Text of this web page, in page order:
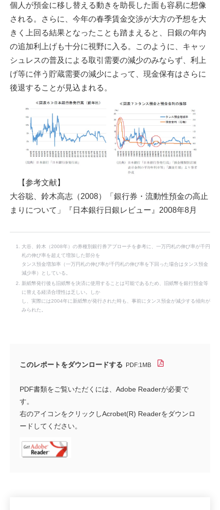
個人が預金に移し替える動きを助長した面も容易に想像
される。さらに、今年の春季賃金交渉が大方の予想を大
きく上回る結果となったことも踏まえると、日銀の年内
の追加利上げも十分に視野に入る。このように、キャッ
シュレスの普及による取引需要の減少のみならず、利上
げ等に伴う貯蔵需要の減少によって、現金保有はさらに
後退することが見込まれる。
【参考文献】
大谷聡、鈴木高志（2008）「銀行券・流動性預金の高止
まりについて」『日本銀行日銀レビュー』2008年8月
大谷、鈴木（2008年）の券種別銀行券アプローチを参考に、一万円札の伸び率が千円
札の伸び率を超えて増加した部分を
タンス預金増加率（一万円札の伸び率が千円札の伸び率を下回った場合はタンス預金
減少率）としている。
新紙幣発行後も旧紙幣を決済に使用することは可能であるため、旧紙幣を銀行預金等
に替える経済合理性は乏しい。しか
し、実際には2004年に新紙幣が発行された時も、事前にタンス預金が減少する傾向が
みられた。
このレポートをダウンロードする PDF:1MB
PDF書類をご覧いただくには、Adobe Readerが必要で
す。
右のアイコンをクリックしAcrobet(R) Readerをダウンロ
ードしてください。